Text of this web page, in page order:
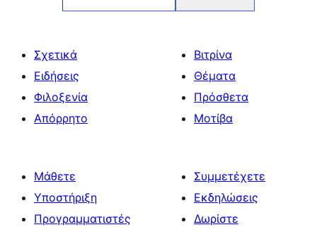
Σχετικά
Ειδήσεις
Φιλοξενία
Απόρρητο
Βιτρίνα
Θέματα
Πρόσθετα
Μοτίβα
Μάθετε
Υποστήριξη
Προγραμματιστές
Συμμετέχετε
Εκδηλώσεις
Δωρίστε